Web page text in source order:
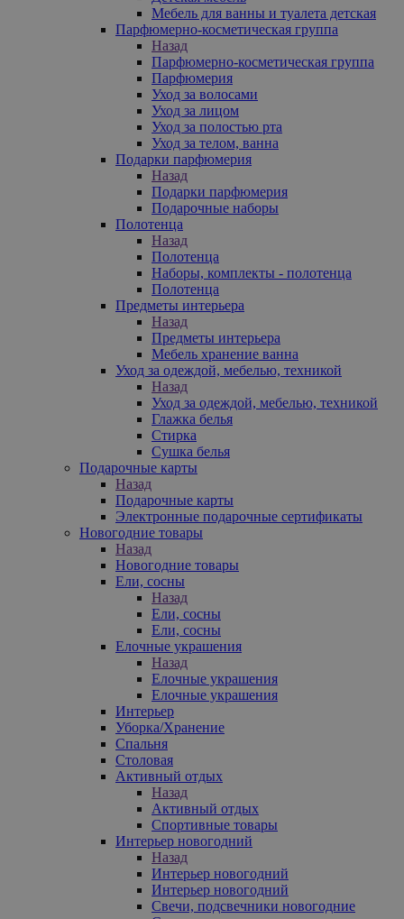
Мебель для ванны и туалета детская
Парфюмерно-косметическая группа
Назад
Парфюмерно-косметическая группа
Парфюмерия
Уход за волосами
Уход за лицом
Уход за полостью рта
Уход за телом, ванна
Подарки парфюмерия
Назад
Подарки парфюмерия
Подарочные наборы
Полотенца
Назад
Полотенца
Наборы, комплекты - полотенца
Полотенца
Предметы интерьера
Назад
Предметы интерьера
Мебель хранение ванна
Уход за одеждой, мебелью, техникой
Назад
Уход за одеждой, мебелью, техникой
Глажка белья
Стирка
Сушка белья
Подарочные карты
Назад
Подарочные карты
Электронные подарочные сертификаты
Новогодние товары
Назад
Новогодние товары
Ели, сосны
Назад
Ели, сосны
Ели, сосны
Елочные украшения
Назад
Елочные украшения
Елочные украшения
Интерьер
Уборка/Хранение
Спальня
Столовая
Активный отдых
Назад
Активный отдых
Спортивные товары
Интерьер новогодний
Назад
Интерьер новогодний
Интерьер новогодний
Свечи, подсвечники новогодние